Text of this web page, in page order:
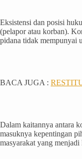
Eksistensi dan posisi
(pelapor atau korban).
pidana tidak mempunyai
BACA JUGA :
Dalam kaitannya antara
masuknya kepentingan
masyarakat yang